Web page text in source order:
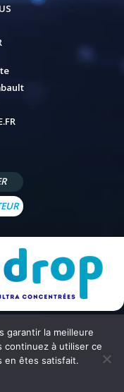
Politique de confidentialité
garantir la meilleure
continuez à utiliser ce
en êtes satisfait.